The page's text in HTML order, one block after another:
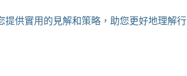
供實用的見解和策略，助您更好地理解行